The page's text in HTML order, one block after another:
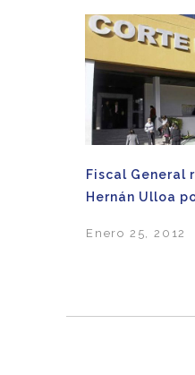
Fiscal General
Hernán Ulloa
Enero 25, 2012